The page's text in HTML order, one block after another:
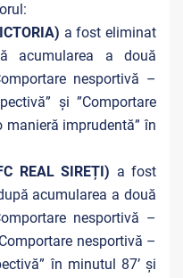
a fost eliminat
acumularea a două
nesportivă –
și ”Comportare
imprudentă” în
REAL SIREȚI) a fost
acumularea a două
nesportivă –
nesportivă –
în minutul 87’ și